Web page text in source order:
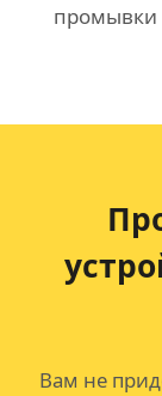
промывки
Вам не